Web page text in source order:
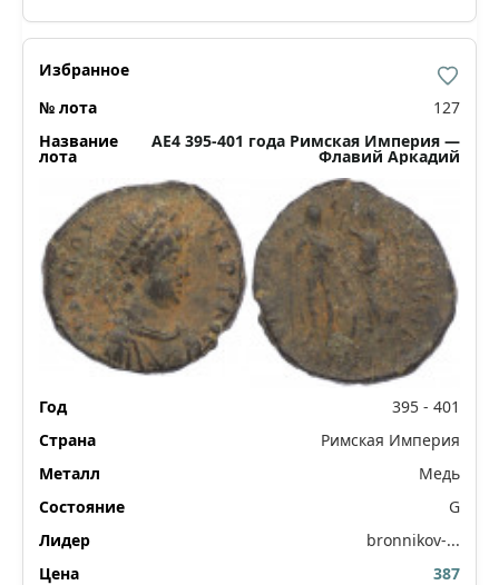
127
AE4 395-401 года Римская Империя —
Флавий Аркадий
395 - 401
Римская Империя
Медь
G
bronnikov-...
387